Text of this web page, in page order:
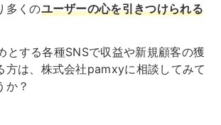
多くのユーザーの心を引きつけられる
とする各種SNSで収益や新規顧客の獲
方は、株式会社pamxyに相談してみて
か？